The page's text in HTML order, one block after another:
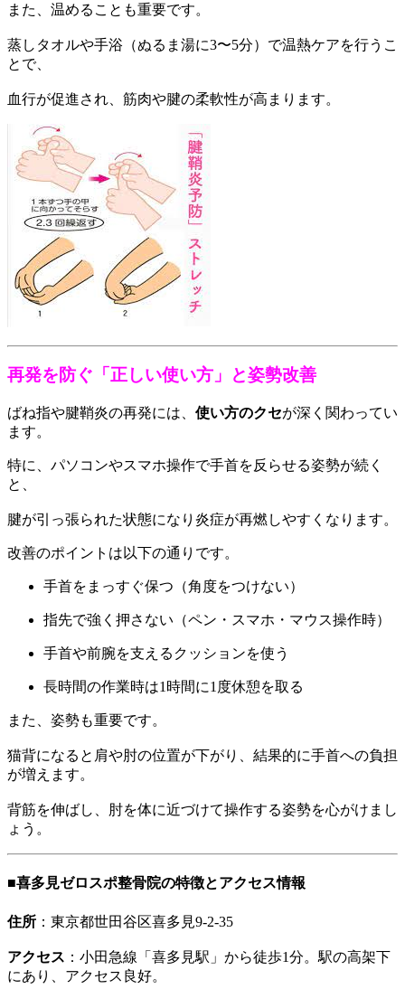
また、温めることも重要です。
蒸しタオルや手浴（ぬるま湯に3〜5分）で温熱ケアを行うこ
とで、
血行が促進され、筋肉や腱の柔軟性が高まります。
再発を防ぐ「正しい使い方」と姿勢改善
ばね指や腱鞘炎の再発には、 使い方のクセが深く関わってい
ます。
特に、パソコンやスマホ操作で手首を反らせる姿勢が続く
と、
腱が引っ張られた状態になり炎症が再燃しやすくなります。
改善のポイントは以下の通りです。
手首をまっすぐ保つ（角度をつけない）
指先で強く押さない（ペン・スマホ・マウス操作時）
手首や前腕を支えるクッションを使う
長時間の作業時は1時間に1度休憩を取る
また、姿勢も重要です。
猫背になると肩や肘の位置が下がり、結果的に手首への負担
が増えます。
背筋を伸ばし、肘を体に近づけて操作する姿勢を心がけまし
ょう。
■喜多見ゼロスポ整骨院の特徴とアクセス情報
住所 ：東京都世田谷区喜多見9-2-35
アクセス ：小田急線「喜多見駅」から徒歩1分。駅の高架下
にあり、アクセス良好。